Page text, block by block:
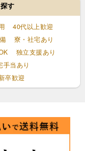
す
40代以上歓迎
寮・社宅あり
独立支援あり
手当あり
卒歓迎